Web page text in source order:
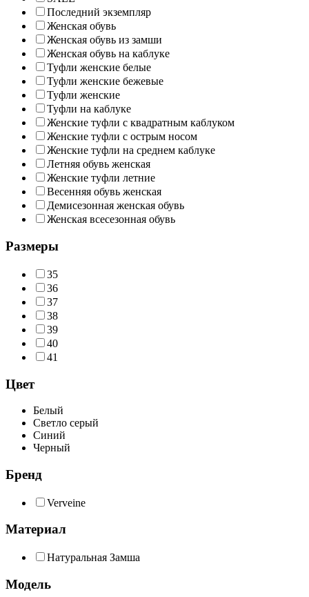
Последний экземпляр
Женская обувь
Женская обувь из замши
Женская обувь на каблуке
Туфли женские белые
Туфли женские бежевые
Туфли женские
Туфли на каблуке
Женские туфли с квадратным каблуком
Женские туфли с острым носом
Женские туфли на среднем каблуке
Летняя обувь женская
Женские туфли летние
Весенняя обувь женская
Демисезонная женская обувь
Женская всесезонная обувь
Размеры
35
36
37
38
39
40
41
Цвет
Белый
Светло серый
Синий
Черный
Бренд
Verveine
Материал
Натуральная Замша
Модель